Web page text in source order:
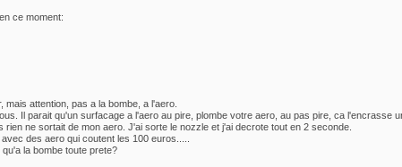
ce moment:
attention, pas a la bombe, a l'aero.
Il parait qu'un surfacage a l'aero au pire, plombe votre aero, au pas pire, ca l'encrasse
rien ne sortait de mon aero. J'ai sorte le nozzle et j'ai decrote tout en 2 seconde.
des aero qui coutent les 100 euros.....
la bombe toute prete?